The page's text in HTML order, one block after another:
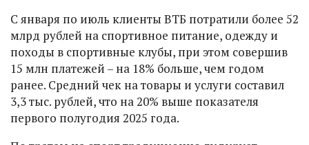
С января по июль клиенты ВТБ потратили более 52
млрд рублей на спортивное питание, одежду и
походы в спортивные клубы, при этом совершив
15 млн платежей – на 18% больше, чем годом
ранее. Средний чек на товары и услуги составил
3,3 тыс. рублей, что на 20% выше показателя
первого полугодия 2025 года.